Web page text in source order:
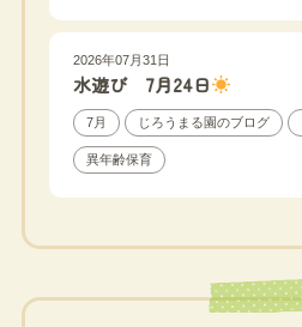
2026年07月31日
水遊び 7月24日
7月 じろうまる園のブログ
異年齢保育